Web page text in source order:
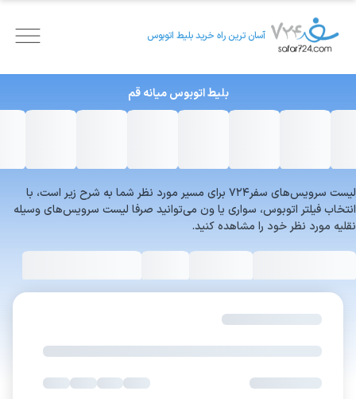
آسان ترین راه خرید بلیط اتوبوس
بلیط اتوبوس میانه قم
لیست سرویس‌های سفر۷۲۴ برای مسیر مورد نظر شما به شرح زیر است، با
انتخاب فیلتر اتوبوس، سواری یا ون می‌توانید صرفا لیست سرویس‌های وسیله
نقلیه مورد نظر خود را مشاهده کنید.